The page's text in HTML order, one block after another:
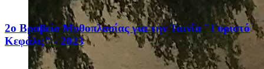
2ο Βραβείο Μυθοπλασίας για την Ταινία "Γυριστό
Κεφάλι;" - 2023